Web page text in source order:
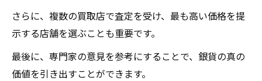
さらに、複数の買取店で査定を受け、最も高い価格を提
示する店舗を選ぶことも重要です。
最後に、専門家の意見を参考にすることで、銀貨の真の
価値を引き出すことができます。